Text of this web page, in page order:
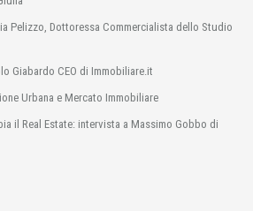
Pelizzo, Dottoressa Commercialista dello Studio
Giabardo CEO di Immobiliare.it
Urbana e Mercato Immobiliare
il Real Estate: intervista a Massimo Gobbo di